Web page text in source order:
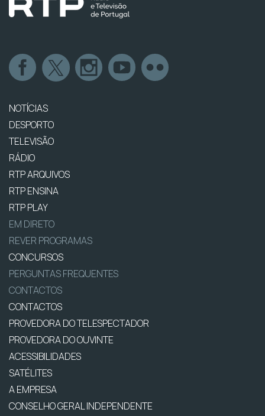
NOTÍCIAS
DESPORTO
TELEVISÃO
RÁDIO
RTP ARQUIVOS
RTP ENSINA
RTP PLAY
EM DIRETO
REVER PROGRAMAS
CONCURSOS
PERGUNTAS FREQUENTES
CONTACTOS
CONTACTOS
PROVEDORA DO TELESPECTADOR
PROVEDORA DO OUVINTE
ACESSIBILIDADES
SATÉLITES
A EMPRESA
CONSELHO GERAL INDEPENDENTE